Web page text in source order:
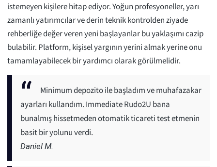
istemeyen kişilere hitap ediyor. Yoğun profesyoneller, yarı
zamanlı yatırımcılar ve derin teknik kontrolden ziyade
rehberliğe değer veren yeni başlayanlar bu yaklaşımı cazip
bulabilir. Platform, kişisel yargının yerini almak yerine onu
tamamlayabilecek bir yardımcı olarak görülmelidir.
Minimum depozito ile başladım ve muhafazakar
ayarları kullandım. Immediate Rudo2U bana
bunalmış hissetmeden otomatik ticareti test etmenin
basit bir yolunu verdi.
Daniel M.